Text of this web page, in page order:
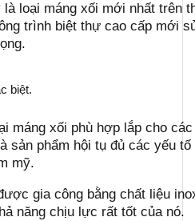
là loại máng xối mới nhất trên
trình biệt thự cao cấp mới
biệt.
máng xối phù hợp lắp cho
sản phẩm hội tụ đủ các yếu
mỹ.
gia công bằng chất liệu
năng chịu lực rất tốt của nó.